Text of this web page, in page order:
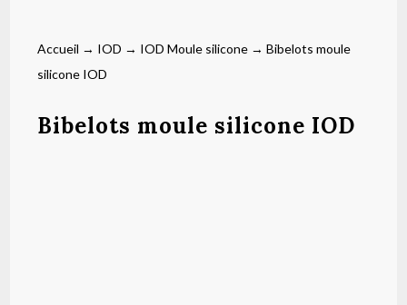
Accueil → IOD → IOD Moule silicone → Bibelots moule
silicone IOD
Bibelots moule silicone IOD